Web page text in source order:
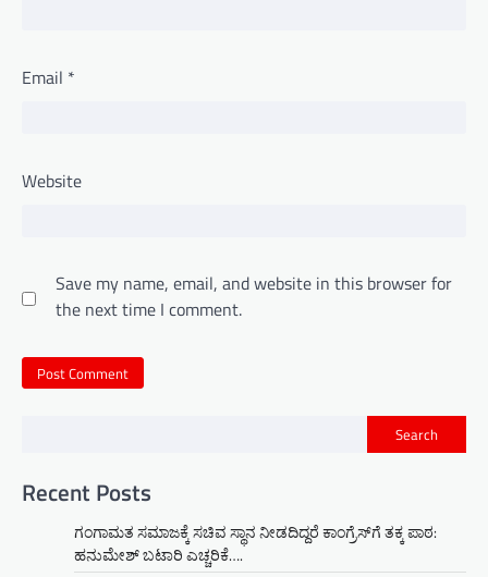
Email *
Website
Save my name, email, and website in this browser for
the next time I comment.
Search
Recent Posts
ಗಂಗಾಮತ ಸಮಾಜಕ್ಕೆ ಸಚಿವ ಸ್ಥಾನ ನೀಡದಿದ್ದರೆ ಕಾಂಗ್ರೆಸ್‌ಗೆ ತಕ್ಕ ಪಾಠ:
ಹನುಮೇಶ್ ಬಟಾರಿ ಎಚ್ಚರಿಕೆ….